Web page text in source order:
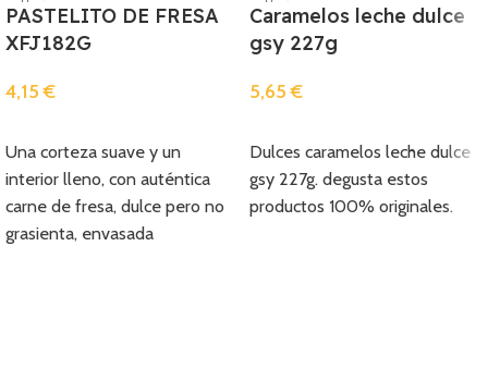
PASTELITO DE FRESA
XFJ182G
4,15€
Una corteza suave y un
interior lleno, con auténtica
carne de fresa, dulce pero no
grasienta, envasada
Caramelos leche dulce
gsy 227g
5,65€
Dulces caramelos leche dulce
gsy 227g. degusta estos
productos 100% originales.